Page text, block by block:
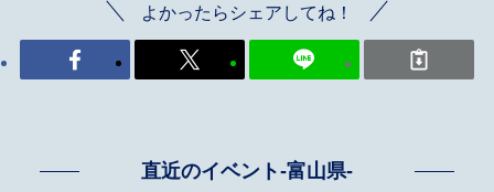
よかったらシェアしてね！
直近のイベント-富山県-